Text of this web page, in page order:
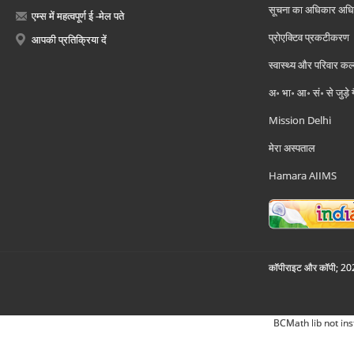
एम्स में महत्वपूर्ण ई -मेल पते
आपकी प्रतिक्रिया दें
सूचना का अधिकार
प्रोएक्टिव प्रकटीकरण
स्वास्थ्य और परिवार
अ॰ भा॰ आ॰ सं॰ से जुड़े
Mission Delhi
मेरा अस्पताल
Hamara AIIMS
कॉपीराइट और कॉपी;
BCMath lib not